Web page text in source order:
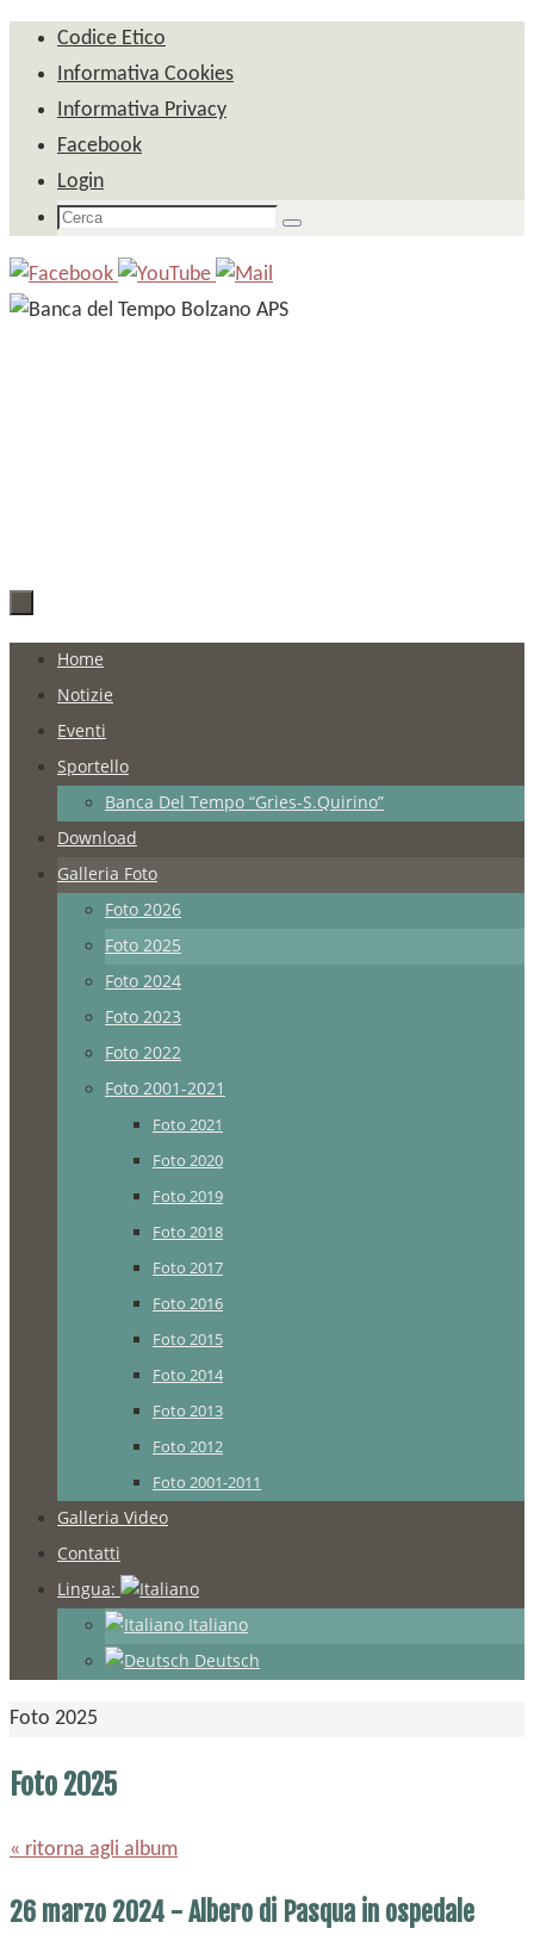
Salta
contenuto
Codice Etico
Informativa Cookies
Informativa Privacy
Facebook
Login
Cerca
Cerca
Salta
contenuto
Home
Notizie
Eventi
Sportello
Banca Del Tempo “Gries-S.Quirino”
Download
Galleria Foto
Foto 2026
Foto 2025
Foto 2024
Foto 2023
Foto 2022
Foto 2001-2021
Foto 2021
Foto 2020
Foto 2019
Foto 2018
Foto 2017
Foto 2016
Foto 2015
Foto 2014
Foto 2013
Foto 2012
Foto 2001-2011
Galleria Video
Contatti
Lingua:
Italiano
Deutsch
Home
Foto 2025
Foto 2025
« ritorna agli album
26 marzo 2024 - Albero di Pasqua in ospedale